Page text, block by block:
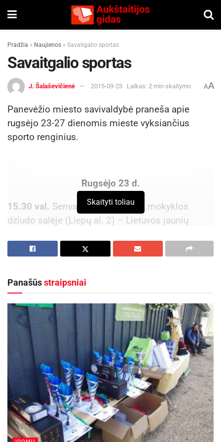
Pradžia » Naujienos » Savaitgalio sportas
Savaitgalio sportas
J. Šalaševičienė 2015-09-23 Laikas: 2 min skaitymo AA
Panevėžio miesto savivaldybė praneša apie
rugsėjo 23-27 dienomis mieste vyksiančius
sporto renginius.
Rugsėjo 23 d.
15.30 val. Senvagės pagrindinės mokyklos
dziudo salėje (Liepų al. 2) – Lietuvos jaunių
19 val.Rankinio sporto salėje (Durpyno g. 3a) –
Panevėžio HC „Grifas“-Sporto gimnazija-KKSC –
Klaipėdos „Dragūnas“
Rugsėjo 24 d.
15 val.
Bokso sporto salėje (Naujamiesčio g. 45)
– Lietuvos jaunių sporto žaidynių bokso zoninės
varžybos
Futbolo akademijos stadione (Smėlynės g. 2b) –
Skaityti toliau
Panašūsstraipsniai